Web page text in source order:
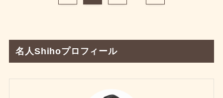
名人Shihoプロフィール